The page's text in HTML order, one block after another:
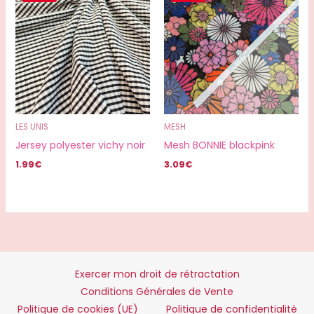
LES UNIS
Jersey polyester vichy noir
1.99€
MESH
Mesh BONNIE blackpink
3.09€
Exercer mon droit de rétractation
Conditions Générales de Vente
Politique de cookies (UE)
Politique de confidentialité